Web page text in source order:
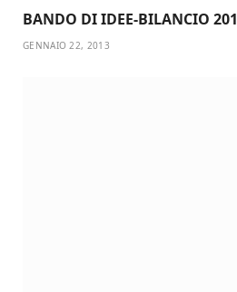
BANDO DI IDEE-BILANCIO
GENNAIO 22, 2013